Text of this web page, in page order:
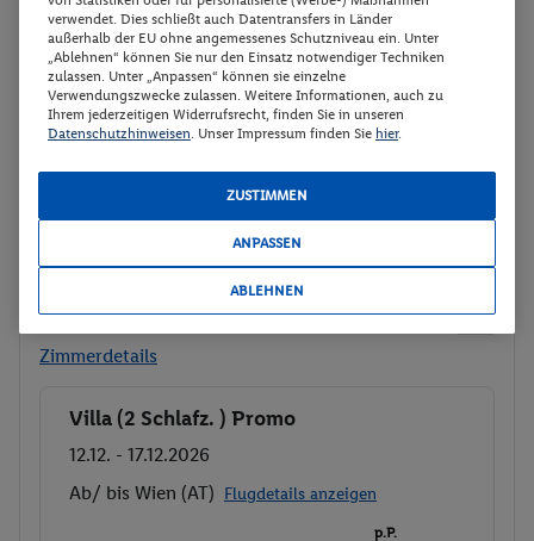
Villa (2 Schlafzimmer)
Ohne Verpflegung
Hotel-Transfer
p.P.
631.50
Veranstalter:LMX Touristik GmbH Buchen
8 weitere Angebote anzeigen
Villa (2 Schlafz. ) Promo
2
Zimmerdetails
Buchen
Villa (2 Schlafz. ) Promo
12.12. - 17.12.2026
Ab/ bis Wien (AT) Flugdetails anzeigen
p.P.
verwendet. Dies schließt auch Datentransfers in Länder
außerhalb der EU ohne angemessenes Schutzniveau ein. Unter
„Ablehnen“ können Sie nur den Einsatz notwendiger Techniken
zulassen. Unter „Anpassen“ können sie einzelne
Verwendungszwecke zulassen. Weitere Informationen, auch zu
Ihrem jederzeitigen Widerrufsrecht, finden Sie in unseren
Datenschutzhinweisen. Unser Impressum finden Sie hier.
ZUSTIMMEN
ANPASSEN
ABLEHNEN